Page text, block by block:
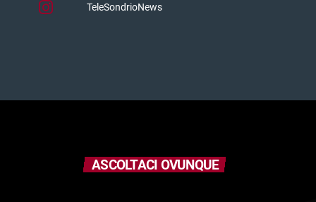
TeleSondrioNews
ASCOLTACI OVUNQUE